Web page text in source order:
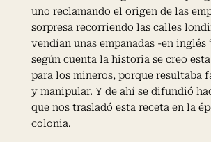
uno reclamando el origen de las
sorpresa recorriendo las calles
vendían unas empanadas -en inglés
según cuenta la historia se creo
para los mineros, porque resultaba
y manipular. Y de ahí se difundió
que nos trasladó esta receta en la
colonia.